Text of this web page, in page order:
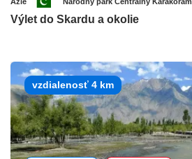
Výlet do Skardu a okolie
vzdialenosť 4 km